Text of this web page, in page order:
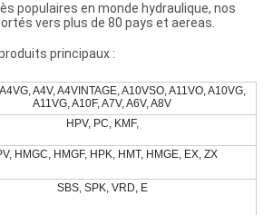
populaires en monde hydraulique, nos
vers plus de 80 pays et aereas.
principaux :
A4V, A4VINTAGE, A10VSO, A11VO, A10VG,
A11VG, A10F, A7V, A6V, A8V
HPV, PC, KMF,
HMGC, HMGF, HPK, HMT, HMGE, EX, ZX
SBS, SPK, VRD, E